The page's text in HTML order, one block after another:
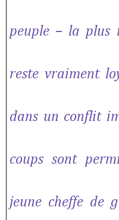
peuple – la plus
reste vraiment
dans un conflit
coups sont
jeune cheffe de